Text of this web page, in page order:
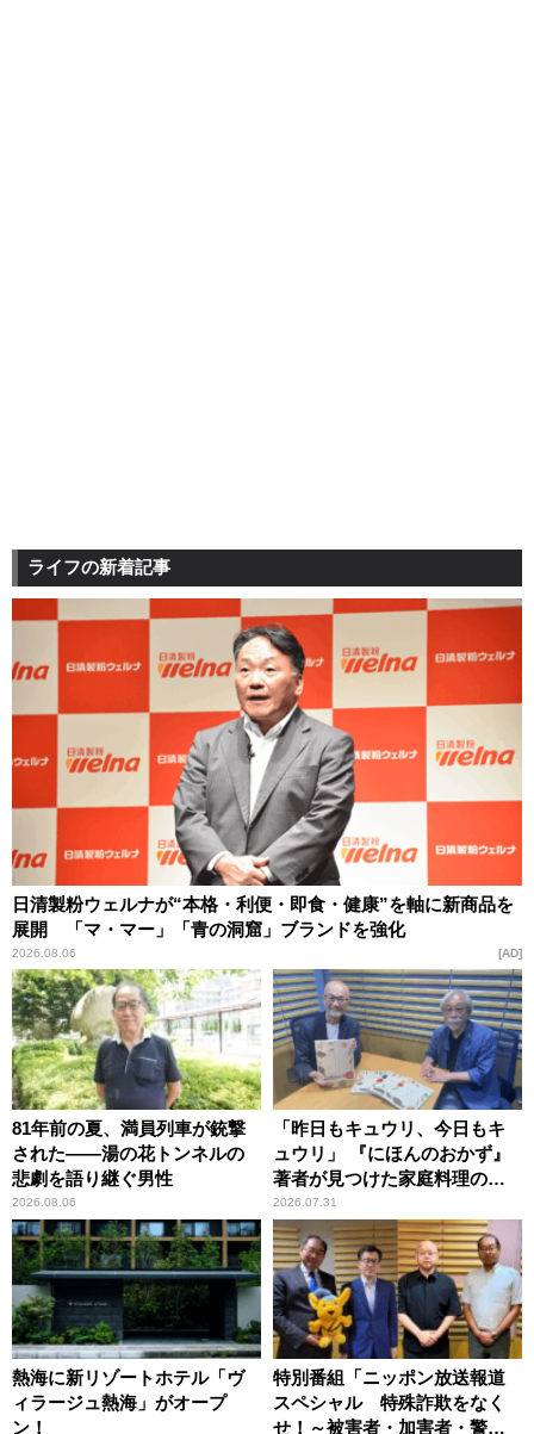
ライフの新着記事
日清製粉ウェルナが“本格・利便・即食・健康”を軸に新商品を
展開 「マ・マー」「青の洞窟」ブランドを強化
2026.08.06 AD
81年前の夏、満員列車が銃撃
された――湯の花トンネルの
悲劇を語り継ぐ男性
2026.08.06
「昨日もキュウリ、今日もキ
ュウリ」 『にほんのおかず』
著者が見つけた家庭料理の知
恵
2026.07.31
熱海に新リゾートホテル「ヴ
ィラージュ熱海」がオープ
ン！
特別番組「ニッポン放送報道
スペシャル 特殊詐欺をなく
せ！～被害者・加害者・警視